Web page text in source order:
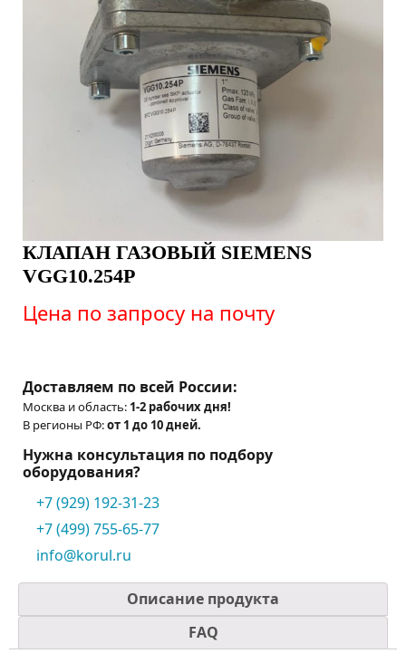
КЛАПАН ГАЗОВЫЙ SIEMENS
VGG10.254P
Цена по запросу на почту
Доставляем по всей России:
Москва и область: 1-2 рабочих дня!
В регионы РФ:от 1 до 10 дней.
Нужна консультация по подбору
оборудования?
+7 (929) 192-31-23
+7 (499) 755-65-77
info@korul.ru
Описание продукта
FAQ